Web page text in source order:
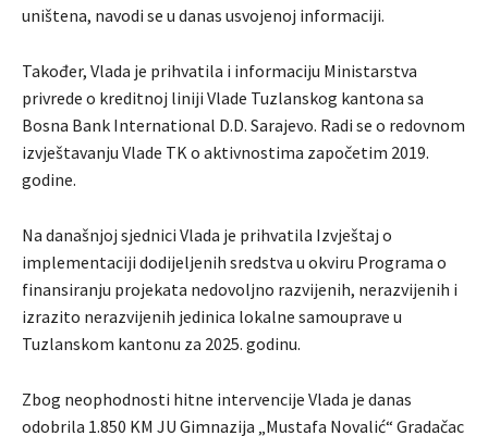
uništena, navodi se u danas usvojenoj informaciji.
Također, Vlada je prihvatila i informaciju Ministarstva
privrede o kreditnoj liniji Vlade Tuzlanskog kantona sa
Bosna Bank International D.D. Sarajevo. Radi se o redovnom
izvještavanju Vlade TK o aktivnostima započetim 2019.
godine.
Na današnjoj sjednici Vlada je prihvatila Izvještaj o
implementaciji dodijeljenih sredstva u okviru Programa o
finansiranju projekata nedovoljno razvijenih, nerazvijenih i
izrazito nerazvijenih jedinica lokalne samouprave u
Tuzlanskom kantonu za 2025. godinu.
Zbog neophodnosti hitne intervencije Vlada je danas
odobrila 1.850 KM JU Gimnazija „Mustafa Novalić“ Gradačac